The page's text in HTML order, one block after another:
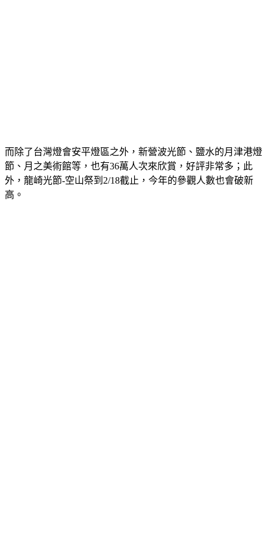
而除了台灣燈會安平燈區之外，新營波光節、鹽水的月津港燈
節、月之美術館等，也有36萬人次來欣賞，好評非常多；此
外，龍崎光節-空山祭到2/18截止，今年的參觀人數也會破新
高。